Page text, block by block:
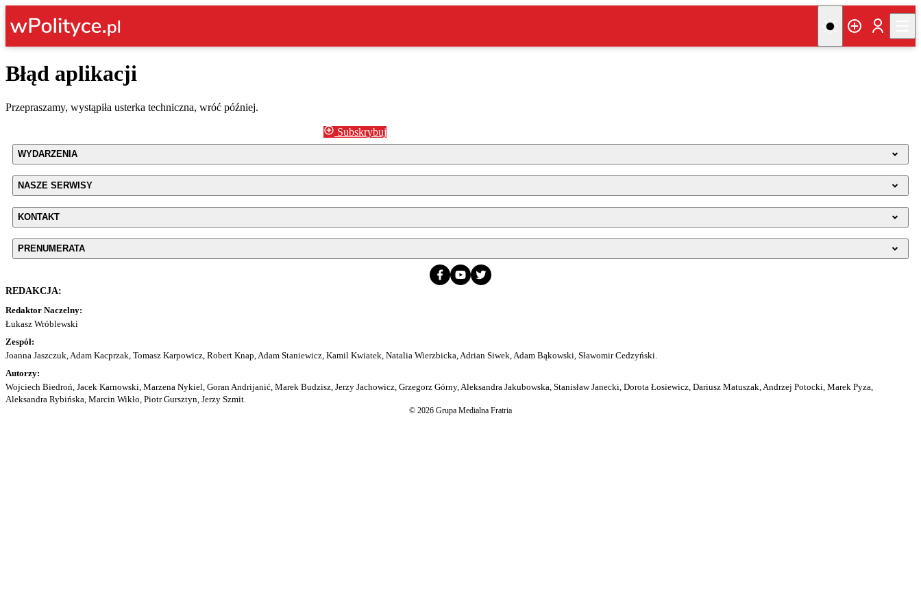
Błąd aplikacji
Przepraszamy, wystąpiła usterka techniczna, wróć później.
Subskrybuj
WYDARZENIA
NASZE SERWISY
KONTAKT
PRENUMERATA
REDAKCJA:
Redaktor Naczelny:
Łukasz Wróblewski
Zespół:
Joanna Jaszczuk, Adam Kacprzak, Tomasz Karpowicz, Robert Knap, Adam Staniewicz, Kamil Kwiatek, Natalia Wierzbicka, Adrian Siwek, Adam Bąkowski, Sławomir Cedzyński.
Autorzy:
Wojciech Biedroń, Jacek Karnowski, Marzena Nykiel, Goran Andrijanić, Marek Budzisz, Jerzy Jachowicz, Grzegorz Górny, Aleksandra Jakubowska, Stanisław Janecki, Dorota Łosiewicz, Dariusz Matuszak, Andrzej Potocki, Marek Pyza,
Aleksandra Rybińska, Marcin Wikło, Piotr Gursztyn, Jerzy Szmit.
© 2026 Grupa Medialna Fratria